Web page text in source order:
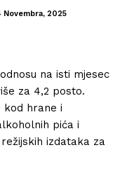
Novembra, 2025
na isti mjesec
za 4,2 posto.
kod hrane i
pića i
izdataka za